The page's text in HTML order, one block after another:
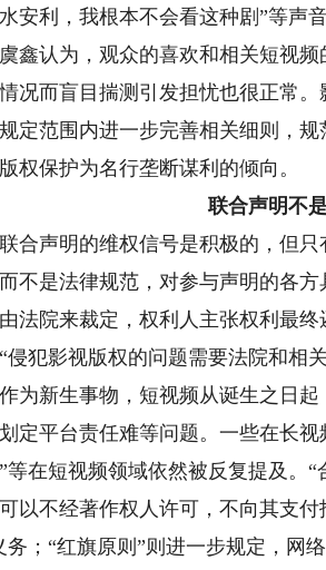
安利，我根本不会看这种剧”等声
认为，观众的喜欢和相关短视频
况而盲目揣测引发担忧也很正常
定范围内进一步完善相关细则，
权保护为名行垄断谋利的倾向。
联合声明不
声明的维权信号是积极的，但只
不是法律规范，对参与声明的各
法院来裁定，权利人主张权利最
侵犯影视版权的问题需要法院和相
新生事物，短视频从诞生之日起
定平台责任难等问题。一些在长
等在短视频领域依然被反复提及。
以不经著作权人许可，不向其支
务；“红旗原则”则进一步规定，网